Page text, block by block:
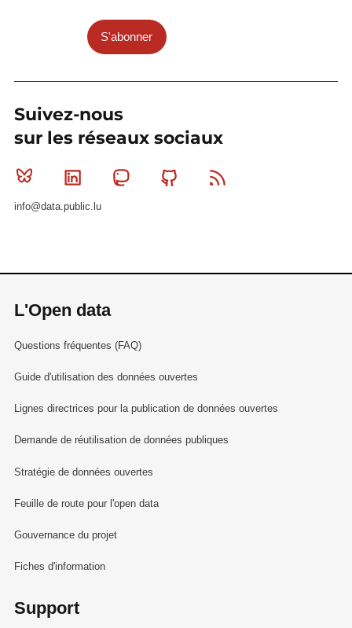
S'abonner
Suivez-nous
sur les réseaux sociaux
Bluesky Linkedin MastodonGithub
info@data.public.lu
L'Open data
Questions fréquentes (FAQ)
Guide d'utilisation des données ouvertes
Lignes directrices pour la publication de données ouvertes
Demande de réutilisation de données publiques
Stratégie de données ouvertes
Feuille de route pour l'open data
Gouvernance du projet
Fiches d'information
Support